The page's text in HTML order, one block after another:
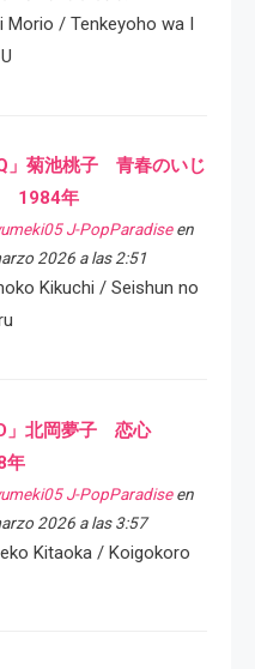
Morio / Tenkeyoho wa I
」菊池桃子 青春のいじ
1984年
J-PopParadiseen
2026 a las 2:51
Kikuchi / Seishun no
」北岡夢子 恋心
年
J-PopParadiseen
2026 a las 3:57
Kitaoka / Koigokoro